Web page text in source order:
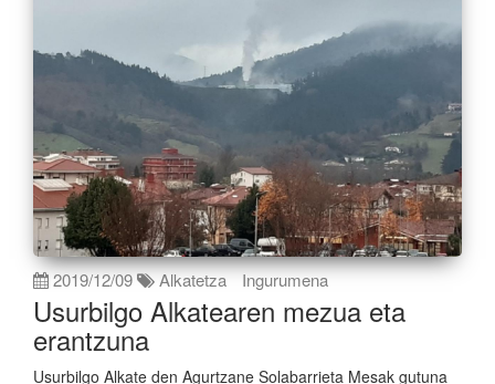
2019/12/09 Alkatetza Ingurumena
Usurbilgo Alkatearen mezua eta
erantzuna
Usurbilgo Alkate den Agurtzane Solabarrieta Mesak gutuna